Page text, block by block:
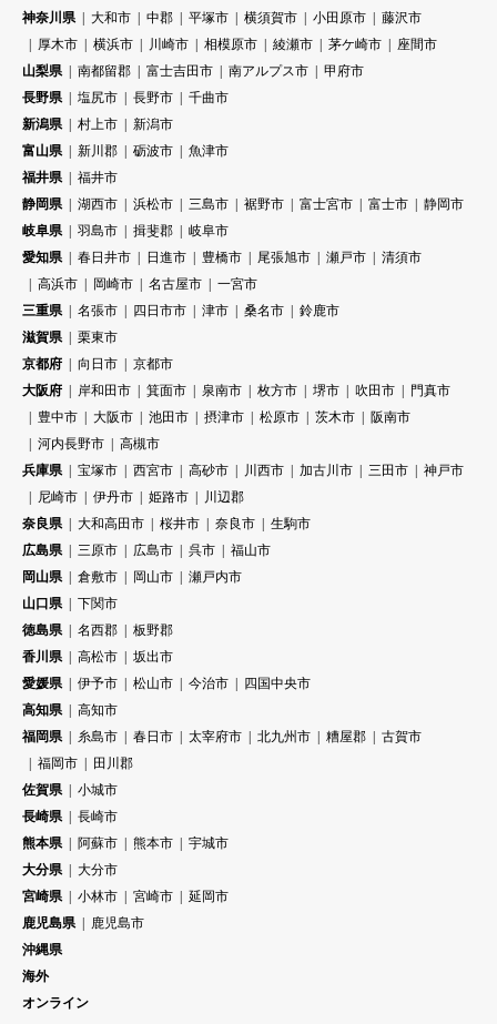
神奈川県
大和市 中郡 平塚市 横須賀市 小田原市
藤沢市
厚木市
横浜市 川崎市 相模原市 綾瀬市 茅ケ崎市
座間市
山梨県
南都留郡 富士吉田市 南アルプス市
甲府市
長野県
塩尻市 長野市
千曲市
新潟県
村上市
新潟市
富山県
新川郡 砺波市
魚津市
福井県
福井市
静岡県
湖西市 浜松市 三島市 裾野市 富士宮市 富士市
静岡市
岐阜県
羽島市 揖斐郡
岐阜市
愛知県
春日井市 日進市 豊橋市 尾張旭市 瀬戸市
清須市
高浜市
岡崎市 名古屋市
一宮市
三重県
名張市 四日市市 津市 桑名市
鈴鹿市
滋賀県
栗東市
京都府
向日市
京都市
大阪府
岸和田市 箕面市 泉南市 枚方市 堺市 吹田市
門真市
豊中市
大阪市 池田市 摂津市 松原市 茨木市
阪南市
河内長野市
高槻市
兵庫県
宝塚市 西宮市 高砂市 川西市 加古川市 三田市
神戸市
尼崎市
伊丹市 姫路市
川辺郡
奈良県
大和高田市 桜井市 奈良市
生駒市
広島県
三原市 広島市 呉市
福山市
岡山県
倉敷市 岡山市
瀬戸内市
山口県
下関市
徳島県
名西郡
板野郡
香川県
高松市
坂出市
愛媛県
伊予市 松山市 今治市
四国中央市
高知県
高知市
福岡県
糸島市 春日市 太宰府市 北九州市 糟屋郡
古賀市
福岡市
田川郡
佐賀県
小城市
長崎県
長崎市
熊本県
阿蘇市 熊本市
宇城市
大分県
大分市
宮崎県
小林市 宮崎市
延岡市
鹿児島県
鹿児島市
沖縄県
海外
オンライン